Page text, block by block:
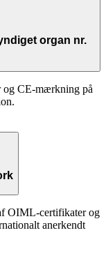
organ nr.
og CE-mærkning på
OIML-certifikater og
anerkendt